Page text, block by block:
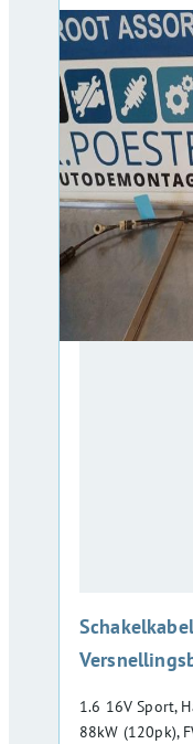
Schakelkabel
1.6 16V Sport,
88kW (120pk),